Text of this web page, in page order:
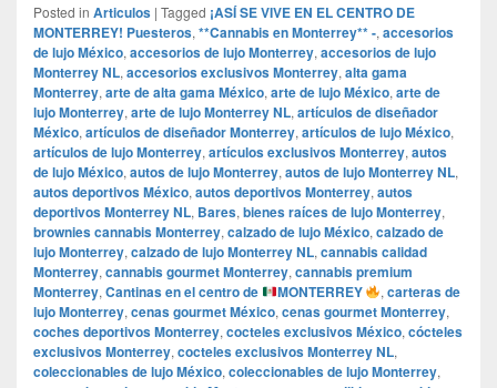
Posted in Articulos | Tagged ¡ASÍ SE VIVE EN EL CENTRO DE
MONTERREY! Puesteros, **Cannabis en Monterrey** -, accesorios
de lujo México, accesorios de lujo Monterrey, accesorios de lujo
Monterrey NL, accesorios exclusivos Monterrey, alta gama
Monterrey, arte de alta gama México, arte de lujo México, arte de
lujo Monterrey, arte de lujo Monterrey NL, artículos de diseñador
México, artículos de diseñador Monterrey, artículos de lujo México,
artículos de lujo Monterrey, artículos exclusivos Monterrey, autos
de lujo México, autos de lujo Monterrey, autos de lujo Monterrey NL,
autos deportivos México, autos deportivos Monterrey, autos
deportivos Monterrey NL, Bares, bienes raíces de lujo Monterrey,
brownies cannabis Monterrey, calzado de lujo México, calzado de
lujo Monterrey, calzado de lujo Monterrey NL, cannabis calidad
Monterrey, cannabis gourmet Monterrey, cannabis premium
Monterrey, Cantinas en el centro de MONTERREY ,carteras de
lujo Monterrey, cenas gourmet México, cenas gourmet Monterrey,
coches deportivos Monterrey, cocteles exclusivos México, cócteles
exclusivos Monterrey, cocteles exclusivos Monterrey NL,
coleccionables de lujo México, coleccionables de lujo Monterrey,